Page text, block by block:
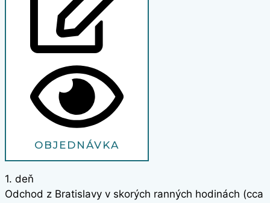
OBJEDNÁVKA
1. deň
Odchod z Bratislavy v skorých ranných hodinách (cca